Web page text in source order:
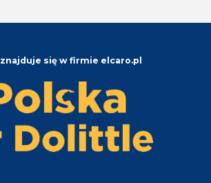
się w firmie elcaro.pl